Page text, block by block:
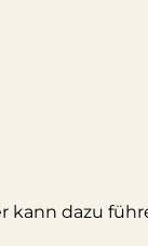
kann dazu